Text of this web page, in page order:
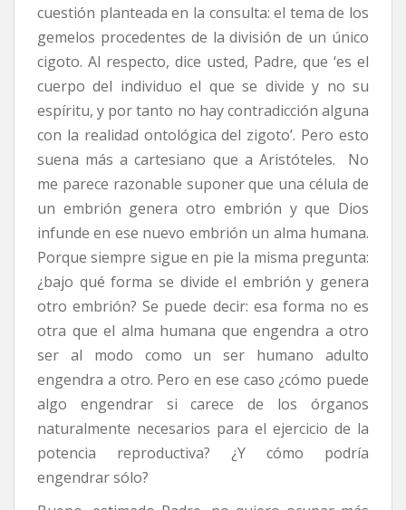
cuestión planteada en la consulta: el tema de los
gemelos procedentes de la división de un único
cigoto. Al respecto, dice usted, Padre, que ‘es el
cuerpo del individuo el que se divide y no su
espíritu, y por tanto no hay contradicción alguna
con la realidad ontológica del zigoto’. Pero esto
suena más a cartesiano que a Aristóteles.
No
me parece razonable suponer que una célula de
un embrión genera otro embrión y que Dios
infunde en ese nuevo embrión un alma humana.
Porque siempre sigue en pie la misma pregunta:
¿bajo qué forma se divide el embrión y genera
otro embrión? Se puede decir: esa forma no es
otra que el alma humana que engendra a otro
ser al modo como un ser humano adulto
engendra a otro. Pero en ese caso ¿cómo puede
algo engendrar si carece de los órganos
naturalmente necesarios para el ejercicio de la
potencia reproductiva? ¿Y cómo podría
engendrar sólo?